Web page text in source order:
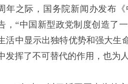
年之际，国务院新闻办发布
，“中国新型政党制度创造了
活中显示出独特优势和强大生
发挥了不可替代的作用，也为